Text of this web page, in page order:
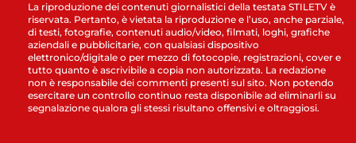
La riproduzione dei contenuti giornalistici della testata STILETV è
riservata. Pertanto, è vietata la riproduzione e l’uso, anche parziale,
di testi, fotografie, contenuti audio/video, filmati, loghi, grafiche
aziendali e pubblicitarie, con qualsiasi dispositivo
elettronico/digitale o per mezzo di fotocopie, registrazioni, cover e
tutto quanto è ascrivibile a copia non autorizzata. La redazione
non è responsabile dei commenti presenti sul sito. Non potendo
esercitare un controllo continuo resta disponibile ad eliminarli su
segnalazione qualora gli stessi risultano offensivi e oltraggiosi.